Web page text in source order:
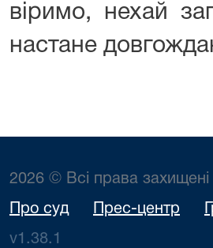
віримо, нехай
настане
2026 © Всі права захищені
Про суд Прес-центр
v1.38.1